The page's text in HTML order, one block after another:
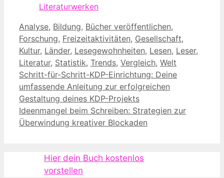
Literaturwerken
Kategorien
Analyse, Bildung, Bücher veröffentlichen,
Forschung, Freizeitaktivitäten, Gesellschaft,
Kultur, Länder, Lesegewohnheiten, Lesen, Leser,
Literatur, Statistik, Trends, Vergleich, Welt
Schritt-für-Schritt-KDP-Einrichtung: Deine
umfassende Anleitung zur erfolgreichen
Gestaltung deines KDP-Projekts
Ideenmangel beim Schreiben: Strategien zur
Überwindung kreativer Blockaden
Hier dein Buch kostenlos
vorstellen